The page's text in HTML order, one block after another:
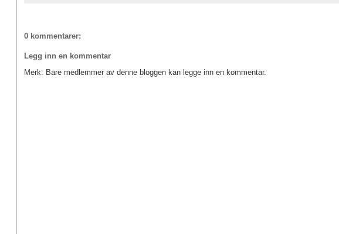
0 kommentarer:
Legg inn en kommentar
Merk: Bare medlemmer av denne bloggen kan legge inn en kommentar.